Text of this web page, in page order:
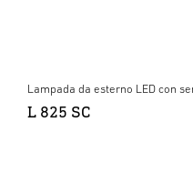
Lampada da esterno LED con
L 825 SC